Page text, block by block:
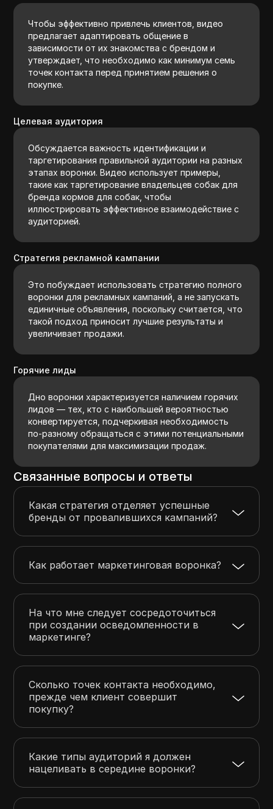
Чтобы эффективно привлечь клиентов, видео
предлагает адаптировать общение в
зависимости от их знакомства с брендом и
утверждает, что необходимо как минимум семь
точек контакта перед принятием решения о
покупке.
Целевая аудитория
Обсуждается важность идентификации и
таргетирования правильной аудитории на разных
этапах воронки. Видео использует примеры,
такие как таргетирование владельцев собак для
бренда кормов для собак, чтобы
иллюстрировать эффективное взаимодействие с
аудиторией.
Стратегия рекламной кампании
Это побуждает использовать стратегию полного
воронки для рекламных кампаний, а не запускать
единичные объявления, поскольку считается, что
такой подход приносит лучшие результаты и
увеличивает продажи.
Горячие лиды
Дно воронки характеризуется наличием горячих
лидов — тех, кто с наибольшей вероятностью
конвертируется, подчеркивая необходимость
по-разному обращаться с этими потенциальными
покупателями для максимизации продаж.
Связанные вопросы и ответы
Какая стратегия отделяет успешные
бренды от провалившихся кампаний?
Как работает маркетинговая воронка?
На что мне следует сосредоточиться
при создании осведомленности в
маркетинге?
Сколько точек контакта необходимо,
прежде чем клиент совершит
покупку?
Какие типы аудиторий я должен
нацеливать в середине воронки?